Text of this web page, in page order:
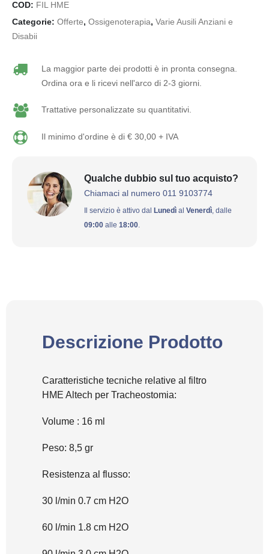
COD: FIL HME
Categorie: Offerte, Ossigenoterapia, Varie Ausili Anziani e
Disabii
La maggior parte dei prodotti è in pronta consegna.
Ordina ora e li ricevi nell'arco di 2-3 giorni.
Trattative personalizzate su quantitativi.
Il minimo d'ordine è di € 30,00 + IVA
Qualche dubbio sul tuo acquisto?
Chiamaci al numero 011 9103774
Il servizio è attivo dal Lunedì al Venerdì, dalle
09:00 alle 18:00.
Descrizione Prodotto
Caratteristiche tecniche relative al filtro
HME Altech per Tracheostomia:
Volume : 16 ml
Peso: 8,5 gr
Resistenza al flusso:
30 l/min 0.7 cm H2O
60 l/min 1.8 cm H2O